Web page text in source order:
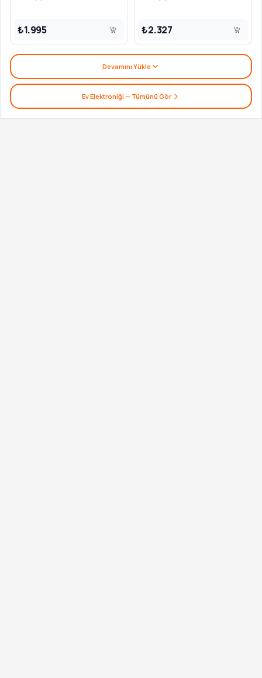
₺1.995 ₺2.327
Devamını Yükle
Ev Elektroniği — Tümünü Gör